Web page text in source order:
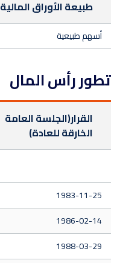
طبيعة الأوراق المالية
أسهم طبيعية
تطور رأس المال
القرار(الجلسة العامة
الخارقة للعادة)
1983-11-25
1986-02-14
1988-03-29